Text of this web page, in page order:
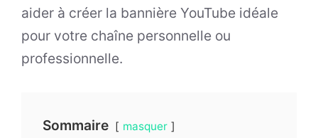
aider à créer la bannière YouTube idéale
pour votre chaîne personnelle ou
professionnelle.
Sommaire masquer